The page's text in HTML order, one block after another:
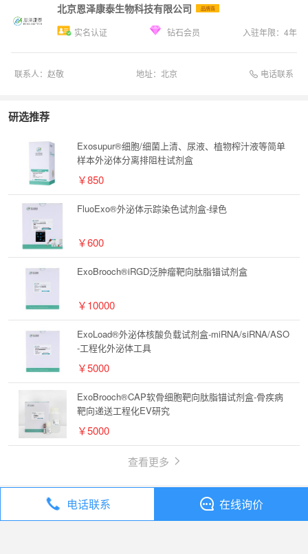
北京恩泽康泰生物科技有限公司 品牌商
实名认证 钻石会员 入驻年限： 4年
联系人： 赵敬 地址： 北京 电话联系
研选推荐
Exosupur®细胞/细菌上清、尿液、植物榨汁液等简单
样本外泌体分离排阻柱试剂盒
￥850
FluoExo®外泌体示踪染色试剂盒-绿色
￥600
ExoBrooch®iRGD泛肿瘤靶向肽脂锚试剂盒
￥10000
ExoLoad®外泌体核酸负载试剂盒-miRNA/siRNA/ASO
-工程化外泌体工具
￥5000
ExoBrooch®CAP软骨细胞靶向肽脂锚试剂盒-骨疾病
靶向递送工程化EV研究
￥5000
查看更多
全部分类 试剂
电话联系 在线询价